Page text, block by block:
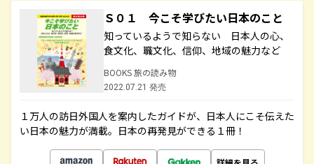
Ｓ０１ 今こそ学びたい日本のこと
知っているようで知らない 日本人の心、
食文化、職文化、信仰、地域の魅力など
BOOKS 旅の読み物
2022.07.21 発売
１万人の訪日外国人を案内したガイドが、日本人にこそ伝えた
い日本の魅力が満載。日本の再発見ができる１冊！